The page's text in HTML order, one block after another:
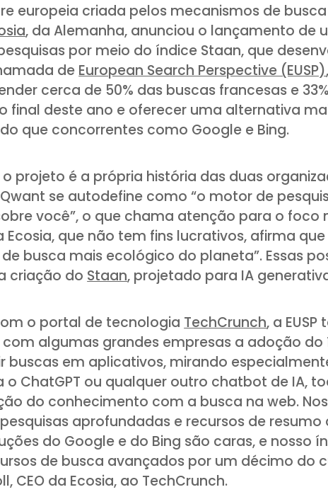
europeia criada pelos mecanismos de busca
, da Alemanha, anunciou o lançamento de
por meio do índice Staan, que
de European Search Perspective (EUSP)
cerca de 50% das buscas francesas e
final deste ano e oferecer uma alternativa
que concorrentes como Google e Bing.
projeto é a própria história das duas
se autodefine como “o motor de
você”, o que chama atenção para o foco
Ecosia, que não tem fins lucrativos, afirma que
busca mais ecológico do planeta”. Essas
criação do Staan, projetado para IA
o portal de tecnologia TechCrunch, a
algumas grandes empresas a adoção do
buscas em aplicativos, mirando
o ChatGPT ou qualquer outro chatbot de IA,
do conhecimento com a busca na web.
aprofundadas e recursos de resumo
do Google e do Bing são caras, e nosso
de busca avançados por um décimo do
CEO da Ecosia, ao TechCrunch.